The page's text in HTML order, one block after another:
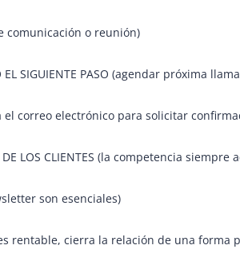
comunicación o reunión)
EL SIGUIENTE PASO (agendar próxima
el correo electrónico para solicitar
DE LOS CLIENTES (la competencia
son esenciales)
es rentable, cierra la relación de una forma